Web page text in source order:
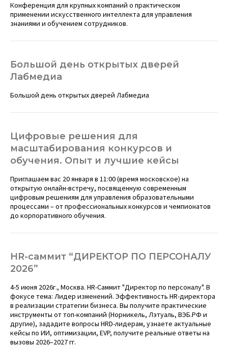
Конференция для крупных компаний о практическом
применении искусственного интеллекта для управления
знаниями и обучением сотрудников.
Большой день открытых дверей
Лабмедиа
Большой день открытых дверей Лабмедиа
Цифровые решения для
масштабирования конкурсов и
обучения. Опыт и лучшие кейсы
Приглашаем вас 20 января в 11:00 (время московское) на
открытую онлайн-встречу, посвященную современным
цифровым решениям для управления образовательными
процессами – от профессиональных конкурсов и чемпионатов
до корпоративного обучения.
HR-саммит “ДИРЕКТОР ПО ПЕРСОНАЛУ
2026”
4-5 июня 2026г., Москва. HR-Саммит "Директор по персоналу". В
фокусе тема: Лидер изменений. Эффективность HR-директора
в реализации стратегии бизнеса. Вы получите практические
инструменты от топ-компаний (Норникель, Лэтуаль, ВЭБ.РФ и
другие), зададите вопросы HRD-лидерам, узнаете актуальные
кейсы по ИИ, оптимизации, EVP, получите реальные ответы на
вызовы 2026–2027 гг.